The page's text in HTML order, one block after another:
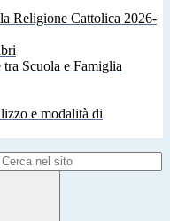
Religione Cattolica 2026-
Scuola e Famiglia
e modalità di